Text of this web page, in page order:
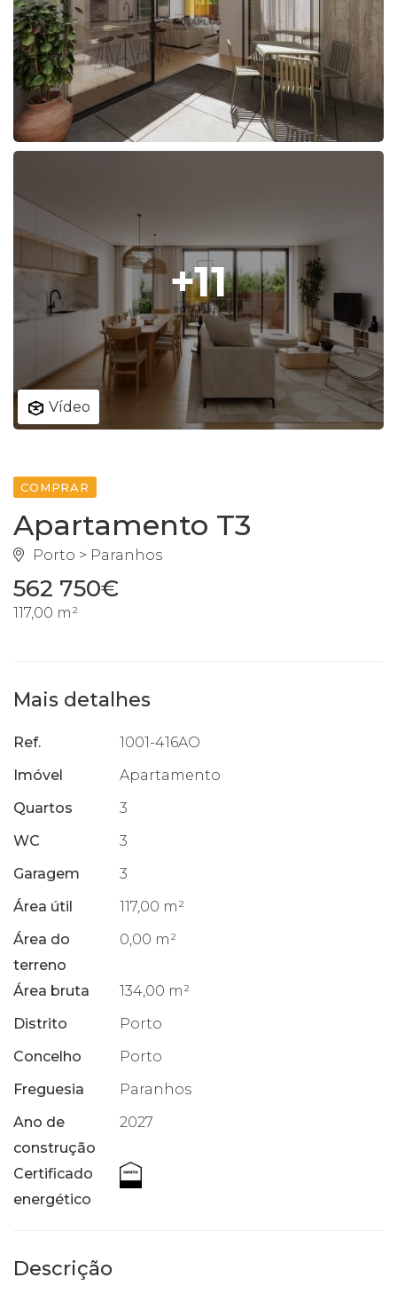
Vídeo
+11
COMPRAR
Apartamento T3
Porto > Paranhos
562 750€
117,00 m²
Mais detalhes
Ref.
1001-416AO
Imóvel
Apartamento
Quartos
3
WC
3
Garagem
3
Área útil
117,00 m²
Área do
terreno
0,00 m²
Área bruta
134,00 m²
Distrito
Porto
Concelho
Porto
Freguesia
Paranhos
Ano de
construção
2027
Certificado
energético
Descrição